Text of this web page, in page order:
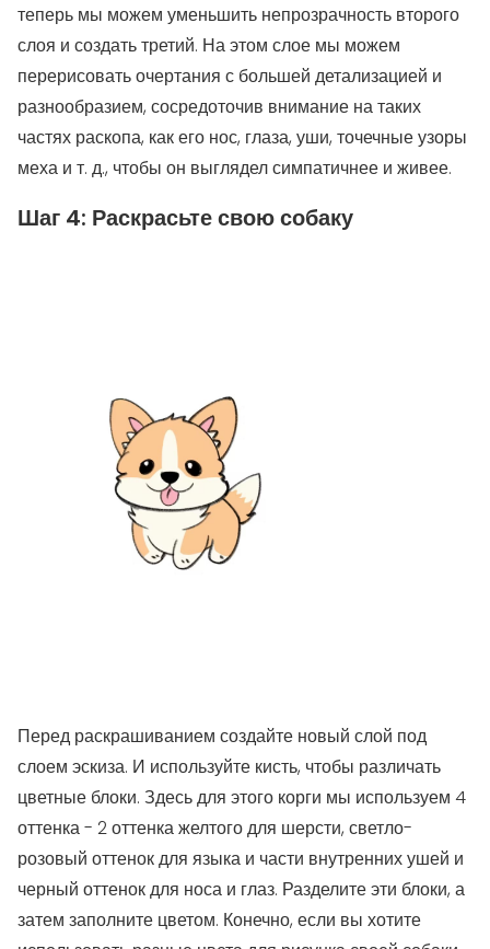
теперь мы можем уменьшить непрозрачность второго
слоя и создать третий. На этом слое мы можем
перерисовать очертания с большей детализацией и
разнообразием, сосредоточив внимание на таких
частях раскопа, как его нос, глаза, уши, точечные узоры
меха и т. д., чтобы он выглядел симпатичнее и живее.
Шаг 4: Раскрасьте свою собаку
Перед раскрашиванием создайте новый слой под
слоем эскиза. И используйте кисть, чтобы различать
цветные блоки. Здесь для этого корги мы используем 4
оттенка - 2 оттенка желтого для шерсти, светло-
розовый оттенок для языка и части внутренних ушей и
черный оттенок для носа и глаз. Разделите эти блоки, а
затем заполните цветом. Конечно, если вы хотите